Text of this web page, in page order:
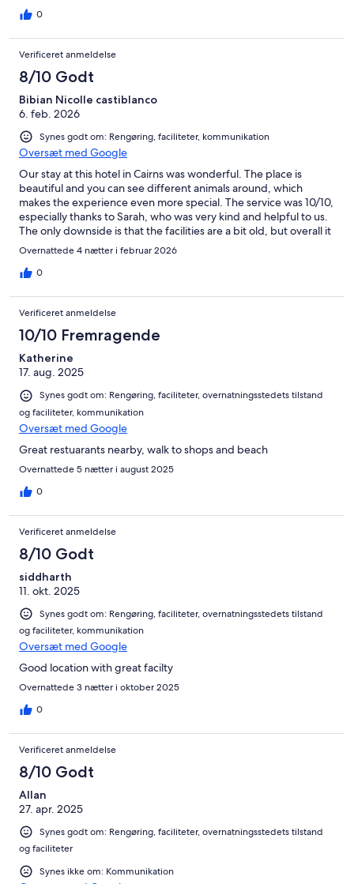
0
Verificeret anmeldelse
8/10 Godt
Bibian Nicolle castiblanco
6. feb. 2026
Synes godt om: Rengøring, faciliteter, kommunikation
Oversæt med Google
Our stay at this hotel in Cairns was wonderful. The place is
beautiful and you can see different animals around, which
makes the experience even more special. The service was 10/10,
especially thanks to Sarah, who was very kind and helpful to us.
The only downside is that the facilities are a bit old, but overall it
was a great experience.
Overnattede 4 nætter i februar 2026
0
Verificeret anmeldelse
10/10 Fremragende
Katherine
17. aug. 2025
Synes godt om: Rengøring, faciliteter, overnatningsstedets tilstand
og faciliteter, kommunikation
Oversæt med Google
Great restuarants nearby, walk to shops and beach
Overnattede 5 nætter i august 2025
0
Verificeret anmeldelse
8/10 Godt
siddharth
11. okt. 2025
Synes godt om: Rengøring, faciliteter, overnatningsstedets tilstand
og faciliteter, kommunikation
Oversæt med Google
Good location with great facilty
Overnattede 3 nætter i oktober 2025
0
Verificeret anmeldelse
8/10 Godt
Allan
27. apr. 2025
Synes godt om: Rengøring, faciliteter, overnatningsstedets tilstand
og faciliteter
Synes ikke om: Kommunikation